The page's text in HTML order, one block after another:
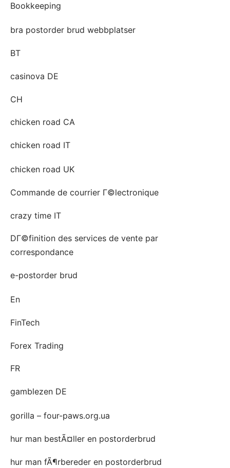
Bookkeeping
bra postorder brud webbplatser
BT
casinova DE
CH
chicken road CA
chicken road IT
chicken road UK
Commande de courrier Г©lectronique
crazy time IT
DГ©finition des services de vente par
correspondance
e-postorder brud
En
FinTech
Forex Trading
FR
gamblezen DE
gorilla – four-paws.org.ua
hur man bestÃ¤ller en postorderbrud
hur man fÃ¶rbereder en postorderbrud